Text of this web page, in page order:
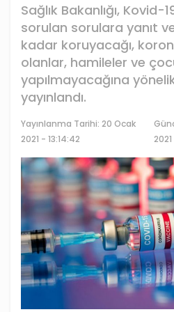
Sağlık Bakanlığı, Kovid-
sorulan sorulara yanıt
kadar koruyacağı,
olanlar, hamileler ve
yapılmayacağına
yayınlandı.
Yayınlanma Tarihi: 20 Ocak
2021 - 13:14:42
2021